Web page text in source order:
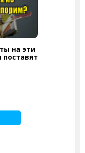
на эти
поставят